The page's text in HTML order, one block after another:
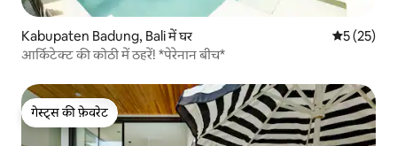
Kabupaten Badung, Bali में घर औसत रेटिंग
5 (25)
आर्किटेक्ट की कोठी में ठहरें! *पेरेनान बीच*
गेस्ट्स की फ़ेवरेट
गेस्ट्स की फ़ेवरेट